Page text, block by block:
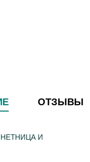
ОТЗЫВЫ
И